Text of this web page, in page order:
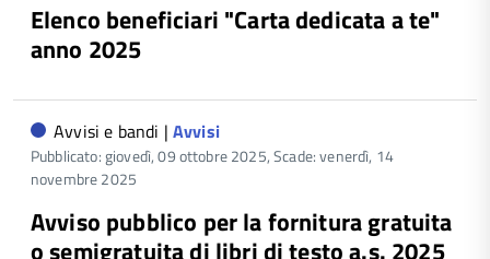
Elenco beneficiari "Carta dedicata a te"
anno 2025
Avvisi e bandi | Avvisi
Pubblicato: giovedì, 09 ottobre 2025,Scade: venerdì, 14
novembre 2025
Avviso pubblico per la fornitura gratuita
o semigratuita di libri di testo a.s. 2025